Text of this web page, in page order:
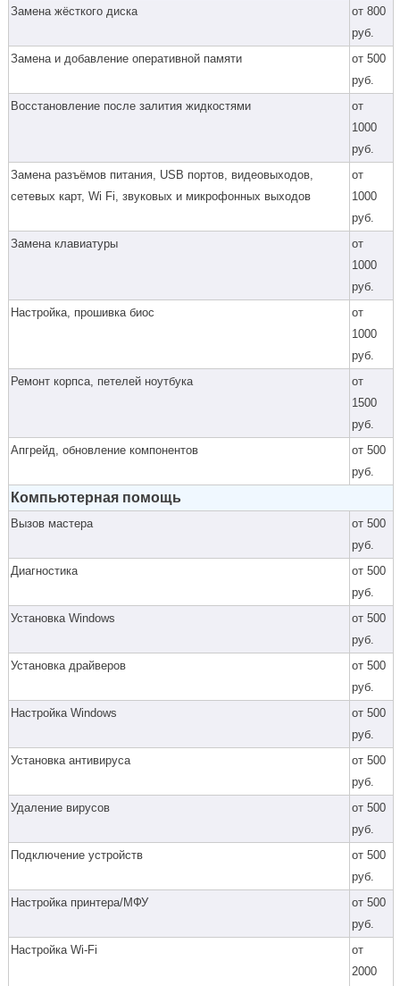
Замена жёсткого диска
от 800
руб.
Замена и добавление оперативной памяти
от 500
руб.
Восстановление после залития жидкостями
от
1000
руб.
Замена разъёмов питания, USB портов, видеовыходов,
сетевых карт, Wi Fi, звуковых и микрофонных выходов
от
1000
руб.
Замена клавиатуры
от
1000
руб.
Настройка, прошивка биос
от
1000
руб.
Ремонт корпса, петелей ноутбука
от
1500
руб.
Апгрейд, обновление компонентов
от 500
руб.
Компьютерная помощь
Вызов мастера
от 500
руб.
Диагностика
от 500
руб.
Установка Windows
от 500
руб.
Установка драйверов
от 500
руб.
Настройка Windows
от 500
руб.
Установка антивируса
от 500
руб.
Удаление вирусов
от 500
руб.
Подключение устройств
от 500
руб.
Настройка принтера/МФУ
от 500
руб.
Настройка Wi-Fi
от
2000